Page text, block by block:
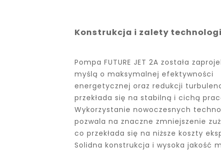
Konstrukcja i zalety
Pompa FUTURE JET 2A została
myślą o maksymalnej efektywności
energetycznej oraz redukcji
przekłada się na stabilną i cichą
Wykorzystanie nowoczesnych
pozwala na znaczne zmniejszenie
co przekłada się na niższe koszty
Solidna konstrukcja i wysoka jakość